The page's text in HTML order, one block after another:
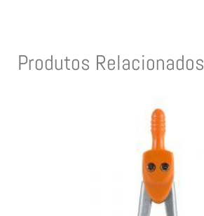
Produtos Relacionados